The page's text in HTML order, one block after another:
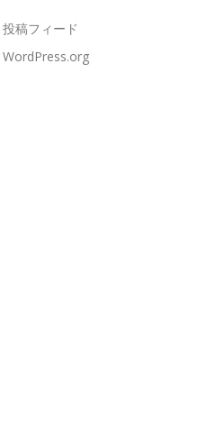
投稿フィード
WordPress.org